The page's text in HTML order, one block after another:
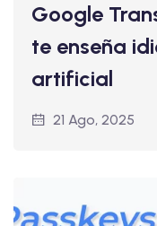
Google
te enseña
artificial
21 Ago, 2025